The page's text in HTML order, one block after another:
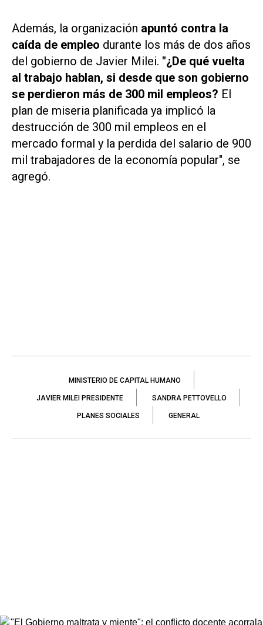
Además, la organización apuntó contra la
caída de empleo durante los más de dos años
del gobierno de Javier Milei. "¿De qué vuelta
al trabajo hablan, si desde que son gobierno
se perdieron más de 300 mil empleos? El
plan de miseria planificada ya implicó la
destrucción de 300 mil empleos en el
mercado formal y la perdida del salario de 900
mil trabajadores de la economía popular", se
agregó.
MINISTERIO DE CAPITAL HUMANO
JAVIER MILEI PRESIDENTE SANDRA PETTOVELLO
PLANES SOCIALES GENERAL